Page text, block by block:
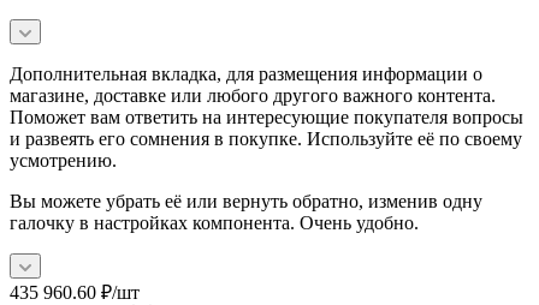
Дополнительная вкладка, для размещения информации о
магазине, доставке или любого другого важного контента.
Поможет вам ответить на интересующие покупателя вопросы
и развеять его сомнения в покупке. Используйте её по своему
усмотрению.
Вы можете убрать её или вернуть обратно, изменив одну
галочку в настройках компонента. Очень удобно.
435 960.60 ₽/шт